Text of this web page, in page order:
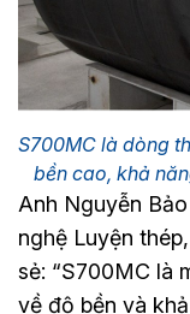
S700MC là dòng
bền cao, khả
Anh Nguyễn
nghệ Luyện
sẻ: “S700MC là
về độ bền và